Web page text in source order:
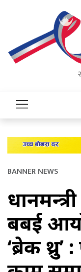
BANNER NEWS
बबई
‘ब्रेक